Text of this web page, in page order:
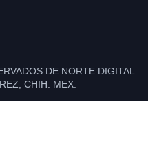
DE NORTE DIGITAL
CHIH. MEX.